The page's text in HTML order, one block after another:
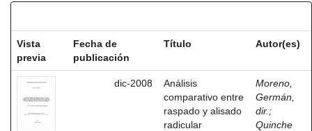
Vista
previa
Fecha de
publicación
Título Autor(es)
dic-2008
Análisis
comparativo entre
raspado y alisado
radicular
Moreno,
Germán,
dir. ;
Quinche